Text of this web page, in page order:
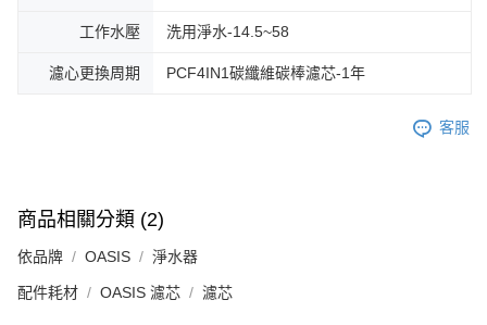
工作水壓 洗用淨水-14.5~58
濾心更換周期 PCF4IN1碳纖維碳棒濾芯-1年
客服
商品相關分類 (2)
依品牌 OASIS 淨水器
配件耗材 OASIS 濾芯 濾芯